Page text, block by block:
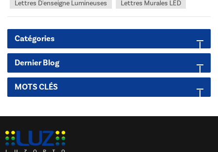
Lettres D'enseigne Lumineuses
Lettres Murales LED
Catégories
Dernier Blog
MOTS CLÉS